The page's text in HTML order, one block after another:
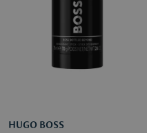
HUGO BOSS